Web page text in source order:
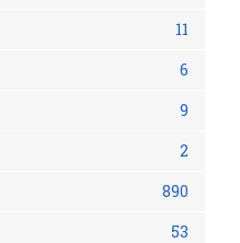
11
6
9
2
890
53